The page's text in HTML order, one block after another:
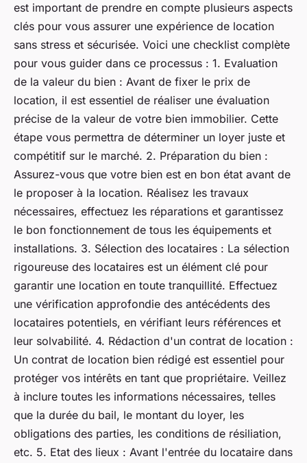
est important de prendre en compte plusieurs aspects
clés pour vous assurer une expérience de location
sans stress et sécurisée. Voici une checklist complète
pour vous guider dans ce processus : 1. Evaluation
de la valeur du bien : Avant de fixer le prix de
location, il est essentiel de réaliser une évaluation
précise de la valeur de votre bien immobilier. Cette
étape vous permettra de déterminer un loyer juste et
compétitif sur le marché. 2. Préparation du bien :
Assurez-vous que votre bien est en bon état avant de
le proposer à la location. Réalisez les travaux
nécessaires, effectuez les réparations et garantissez
le bon fonctionnement de tous les équipements et
installations. 3. Sélection des locataires : La sélection
rigoureuse des locataires est un élément clé pour
garantir une location en toute tranquillité. Effectuez
une vérification approfondie des antécédents des
locataires potentiels, en vérifiant leurs références et
leur solvabilité. 4. Rédaction d'un contrat de location :
Un contrat de location bien rédigé est essentiel pour
protéger vos intérêts en tant que propriétaire. Veillez
à inclure toutes les informations nécessaires, telles
que la durée du bail, le montant du loyer, les
obligations des parties, les conditions de résiliation,
etc. 5. Etat des lieux : Avant l'entrée du locataire dans